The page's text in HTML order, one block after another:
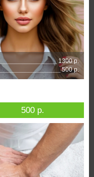
1300 р.
500 р.
500 р.